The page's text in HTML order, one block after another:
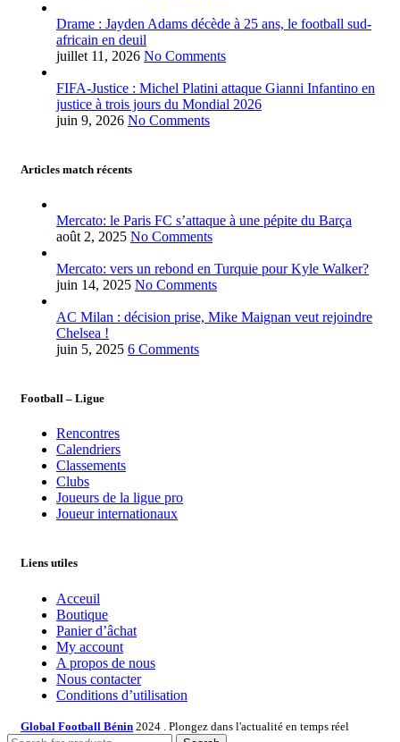
Drame : Jayden Adams décède à 25 ans, le football sud-
africain en deuil
juillet 11, 2026 No Comments
FIFA-Justice : Michel Platini attaque Gianni Infantino en
justice à trois jours du Mondial 2026
juin 9, 2026 No Comments
Articles match récents
Mercato: le Paris FC s’attaque à une pépite du Barça
août 2, 2025 No Comments
Mercato: vers un rebond en Turquie pour Kyle Walker?
juin 14, 2025 No Comments
AC Milan : décision prise, Mike Maignan veut rejoindre
Chelsea !
juin 5, 2025 6 Comments
Football – Ligue
Rencontres
Calendriers
Classements
Clubs
Joueurs de la ligue pro
Joueur internationaux
Liens utiles
Acceuil
Boutique
Panier d’âchat
My account
A propos de nous
Nous contacter
Conditions d’utilisation
Global Football Bénin 2024 . Plongez dans l'actualité en temps réel